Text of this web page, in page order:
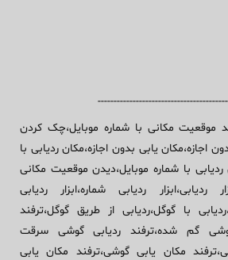
موقعیت مکانی با شماره موبایل،چک کردن
اجازه،مکان یابی بدون اجازه،مکان ردیابی با
با شماره موبایل،دیدن موقعیت مکانی
ردیابی،ابزار ردیابی شماره،ابزار ردیابی
با گوگل،ردیابی از طریق گوگل،ترفند
گوشی گم شده،ترفند ردیابی گوشی سرقت
مکان یابی گوشی،ترفند مکان یابی